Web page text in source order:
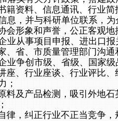
资料、信息通讯、行业简
息，并与科研单位联系，
形象和声誉，公正客观地
业从事项目申报、进出口
省、市质量管理部门沟通
业争创市级、省级、国家级
、行业座谈、行业评比、
；
及产品检测，吸引外地石
，纠正行业不正当竞争，